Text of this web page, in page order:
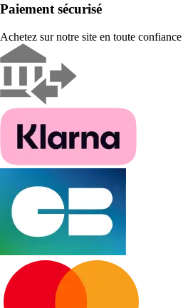
Paiement sécurisé
Achetez sur notre site en toute confiance